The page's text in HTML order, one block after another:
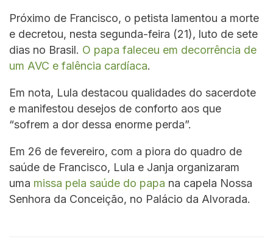
Próximo de Francisco, o petista lamentou a morte
e decretou, nesta segunda-feira (21), luto de sete
dias no Brasil. O papa faleceu em decorrência de
um AVC e falência cardíaca.
Em nota, Lula destacou qualidades do sacerdote
e manifestou desejos de conforto aos que
“sofrem a dor dessa enorme perda”.
Em 26 de fevereiro, com a piora do quadro de
saúde de Francisco, Lula e Janja organizaram
uma missa pela saúde do papa na capela Nossa
Senhora da Conceição, no Palácio da Alvorada.